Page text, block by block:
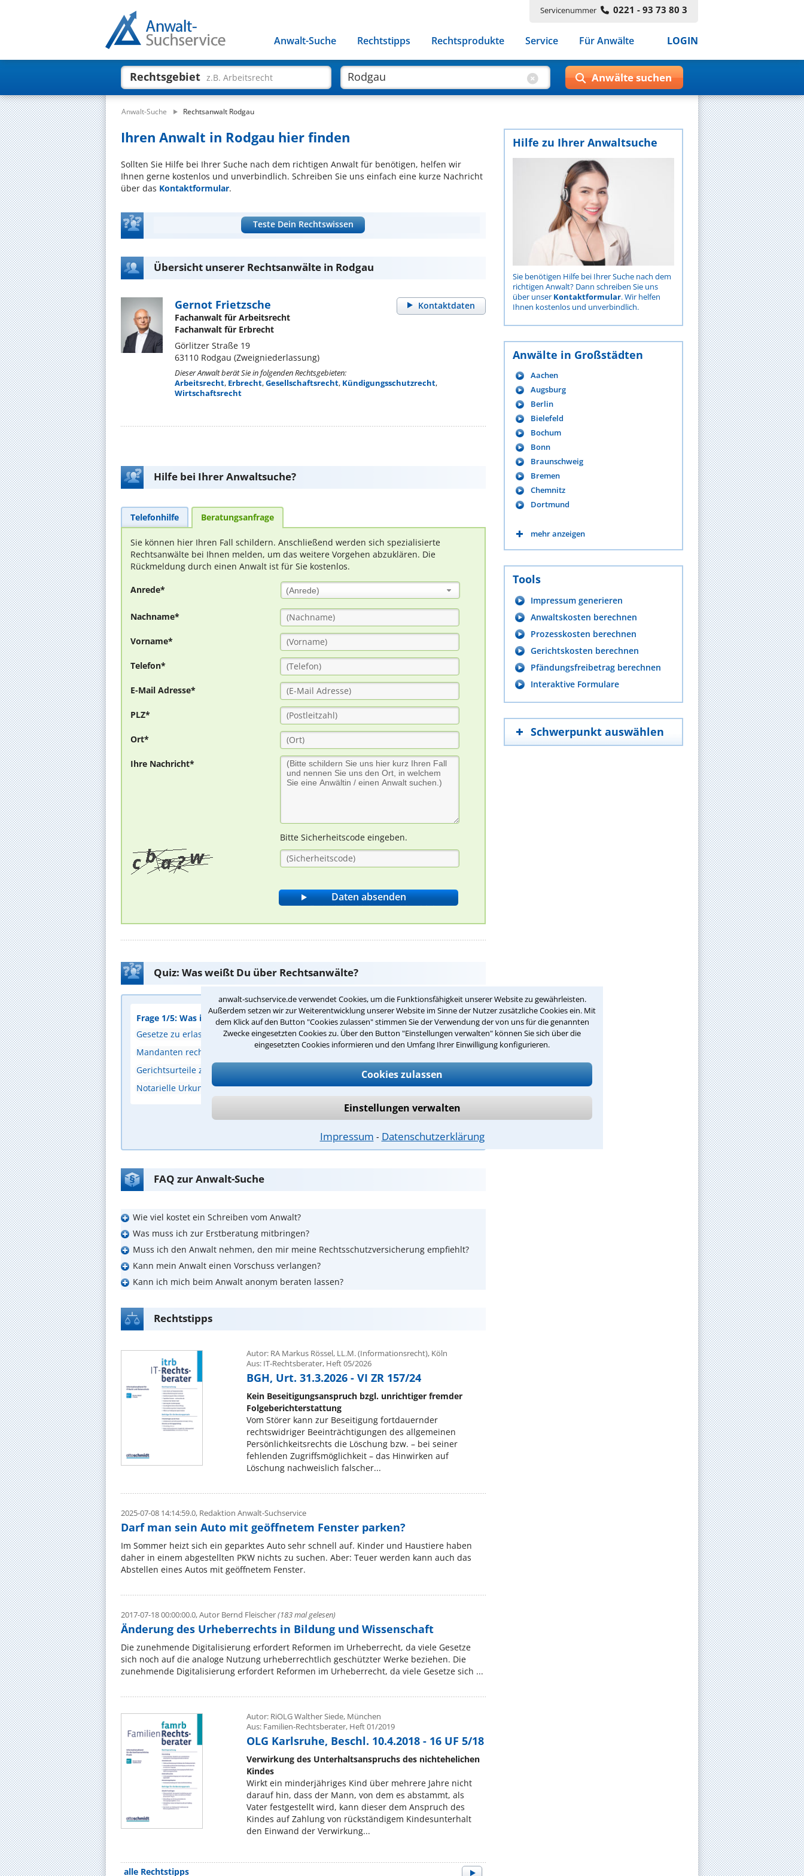
anwalt-suchservice.de verwendet Cookies, um die Funktionsfähigkeit unserer Website zu gewährleisten.
Außerdem setzen wir zur Weiterentwicklung unserer Website im Sinne der Nutzer zusätzliche Cookies ein. Mit
dem Klick auf den Button "Cookies zulassen" stimmen Sie der Verwendung der von uns für die genannten
Zwecke eingesetzten Cookies zu. Über den Button "Einstellungen verwalten" können Sie sich über die
eingesetzten Cookies informieren und den Umfang Ihrer Einwilligung konfigurieren.
Cookies zulassen
Einstellungen verwalten
Impressum ⁃ Datenschutzerklärung
Servicenummer 0221 - 93 73 80 3
Anwalt-Suche Rechtstipps Rechtsprodukte Service Für Anwälte LOGIN
Rechtsgebiet z.B. Arbeitsrecht
Anwalt-Suche Rechtsanwalt Rodgau
Ihren Anwalt in Rodgau hier finden
Sollten Sie Hilfe bei Ihrer Suche nach dem richtigen Anwalt für benötigen, helfen wir
Ihnen gerne kostenlos und unverbindlich. Schreiben Sie uns einfach eine kurze Nachricht
über das Kontaktformular.
Teste Dein Rechtswissen
Übersicht unserer Rechtsanwälte in Rodgau
Kontaktdaten
Gernot Frietzsche
Fachanwalt für Arbeitsrecht
Fachanwalt für Erbrecht
Görlitzer Straße 19
63110 Rodgau (Zweigniederlassung)
Dieser Anwalt berät Sie in folgenden Rechtsgebieten:
Arbeitsrecht, Erbrecht,Gesellschaftsrecht, Kündigungsschutzrecht,
Wirtschaftsrecht
Hilfe bei Ihrer Anwaltsuche?
Telefonhilfe Beratungsanfrage
Sie können hier Ihren Fall schildern. Anschließend werden sich spezialisierte
Rechtsanwälte bei Ihnen melden, um das weitere Vorgehen abzuklären. Die
Rückmeldung durch einen Anwalt ist für Sie kostenlos.
Anrede* (Anrede)
Nachname*
Vorname*
Telefon*
E-Mail Adresse*
PLZ*
Ort*
Ihre Nachricht*
Bitte Sicherheitscode eingeben.
Quiz: Was weißt Du über Rechtsanwälte?
Frage 1/5: Was ist eine zentrale Aufgabe eines Rechtsanwalts?
Gesetze zu erlassen
Mandanten rechtlich zu beraten und zu vertreten
Gerichtsurteile zu vollstrecken
Notarielle Urkunden zu beurkunden
FAQ zur Anwalt-Suche
Wie viel kostet ein Schreiben vom Anwalt?
Was muss ich zur Erstberatung mitbringen?
Muss ich den Anwalt nehmen, den mir meine Rechtsschutzversicherung empfiehlt?
Kann mein Anwalt einen Vorschuss verlangen?
Kann ich mich beim Anwalt anonym beraten lassen?
Rechtstipps
Autor: RA Markus Rössel, LL.M. (Informationsrecht), Köln
Aus: IT-Rechtsberater, Heft 05/2026
BGH, Urt. 31.3.2026 - VI ZR 157/24
Kein Beseitigungsanspruch bzgl. unrichtiger fremder
Folgeberichterstattung
Vom Störer kann zur Beseitigung fortdauernder
rechtswidriger Beeinträchtigungen des allgemeinen
Persönlichkeitsrechts die Löschung bzw. – bei seiner
fehlenden Zugriffsmöglichkeit – das Hinwirken auf
Löschung nachweislich falscher...
2025-07-08 14:14:59.0, Redaktion Anwalt-Suchservice
Darf man sein Auto mit geöffnetem Fenster parken?
Im Sommer heizt sich ein geparktes Auto sehr schnell auf. Kinder und Haustiere haben
daher in einem abgestellten PKW nichts zu suchen. Aber: Teuer werden kann auch das
Abstellen eines Autos mit geöffnetem Fenster.
2017-07-18 00:00:00.0,Autor Bernd Fleischer(183 mal gelesen)
Änderung des Urheberrechts in Bildung und Wissenschaft
Die zunehmende Digitalisierung erfordert Reformen im Urheberrecht, da viele Gesetze
sich noch auf die analoge Nutzung urheberrechtlich geschützter Werke beziehen. Die
zunehmende Digitalisierung erfordert Reformen im Urheberrecht, da viele Gesetze sich ...
Autor: RiOLG Walther Siede, München
Aus: Familien-Rechtsberater, Heft 01/2019
OLG Karlsruhe, Beschl. 10.4.2018 - 16 UF 5/18
Verwirkung des Unterhaltsanspruchs des nichtehelichen
Kindes
Wirkt ein minderjähriges Kind über mehrere Jahre nicht
darauf hin, dass der Mann, von dem es abstammt, als
Vater festgestellt wird, kann dieser dem Anspruch des
Kindes auf Zahlung von rückständigem Kindesunterhalt
den Einwand der Verwirkung...
alle Rechtstipps
Hilfe zu Ihrer Anwaltsuche
Sie benötigen Hilfe bei Ihrer Suche nach dem
richtigen Anwalt? Dann schreiben Sie uns
über unser Kontaktformular. Wir helfen
Ihnen kostenlos und unverbindlich.
Anwälte in Großstädten
Aachen
Augsburg
Berlin
Bielefeld
Bochum
Bonn
Braunschweig
Bremen
Chemnitz
Dortmund
mehr anzeigen
Tools
Impressum generieren
Anwaltskosten berechnen
Prozesskosten berechnen
Gerichtskosten berechnen
Pfändungsfreibetrag berechnen
Interaktive Formulare
Schwerpunkt auswählen